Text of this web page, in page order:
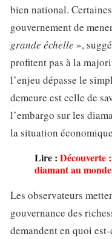
bien national.
gouvernement de
grande échelle »,
profitent pas à la
l’enjeu dépasse le
demeure est celle de
l’embargo sur les
la situation
Lire : Découverte
diamant au
Les observateurs
gouvernance des
demandent en quoi